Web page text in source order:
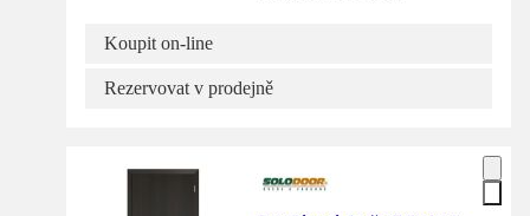
Koupit on-line
Rezervovat v prodejně